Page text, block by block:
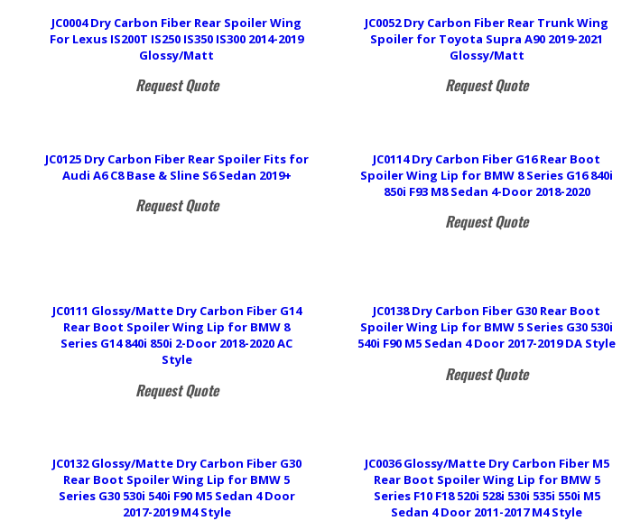
JC0004 Dry Carbon Fiber Rear Spoiler Wing
For Lexus IS200T IS250 IS350 IS300 2014-2019
Glossy/Matt
Request Quote
JC0052 Dry Carbon Fiber Rear Trunk Wing
Spoiler for Toyota Supra A90 2019-2021
Glossy/Matt
Request Quote
JC0125 Dry Carbon Fiber Rear Spoiler Fits for
Audi A6 C8 Base & Sline S6 Sedan 2019+
Request Quote
JC0114 Dry Carbon Fiber G16 Rear Boot
Spoiler Wing Lip for BMW 8 Series G16 840i
850i F93 M8 Sedan 4-Door 2018-2020
Request Quote
JC0111 Glossy/Matte Dry Carbon Fiber G14
Rear Boot Spoiler Wing Lip for BMW 8
Series G14 840i 850i 2-Door 2018-2020 AC
Style
Request Quote
JC0138 Dry Carbon Fiber G30 Rear Boot
Spoiler Wing Lip for BMW 5 Series G30 530i
540i F90 M5 Sedan 4 Door 2017-2019 DA Style
Request Quote
JC0132 Glossy/Matte Dry Carbon Fiber G30
Rear Boot Spoiler Wing Lip for BMW 5
Series G30 530i 540i F90 M5 Sedan 4 Door
2017-2019 M4 Style
JC0036 Glossy/Matte Dry Carbon Fiber M5
Rear Boot Spoiler Wing Lip for BMW 5
Series F10 F18 520i 528i 530i 535i 550i M5
Sedan 4 Door 2011-2017 M4 Style